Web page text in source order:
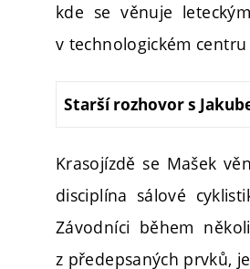
kde se věnuje
v technologickém centru
Starší rozhovor s
Krasojízdě se Mašek
disciplína sálové
Závodníci během
z předepsaných prvků,